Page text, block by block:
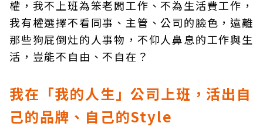
權，我不上班為笨老闆工作、不為生活費工作，
我有權選擇不看同事、主管、公司的臉色，遠離
那些狗屁倒灶的人事物，不仰人鼻息的工作與生
活，豈能不自由、不自在？
我在「我的人生」公司上班，活出自
己的品牌、自己的Style